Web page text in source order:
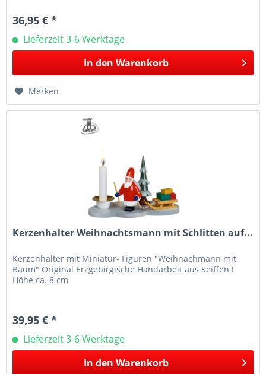
36,95 € *
Lieferzeit 3-6 Werktage
In den Warenkorb
Merken
Kerzenhalter Weihnachtsmann mit Schlitten auf...
Kerzenhalter mit Miniatur- Figuren "Weihnachmann mit
Baum" Original Erzgebirgische Handarbeit aus Seiffen !
Höhe ca. 8 cm
39,95 € *
Lieferzeit 3-6 Werktage
In den Warenkorb